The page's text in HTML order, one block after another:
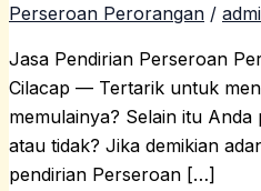
Perseroan Perorangan /
Jasa Pendirian Perseroan
Cilacap — Tertarik untuk
memulainya? Selain itu
atau tidak? Jika demikian
pendirian Perseroan […]